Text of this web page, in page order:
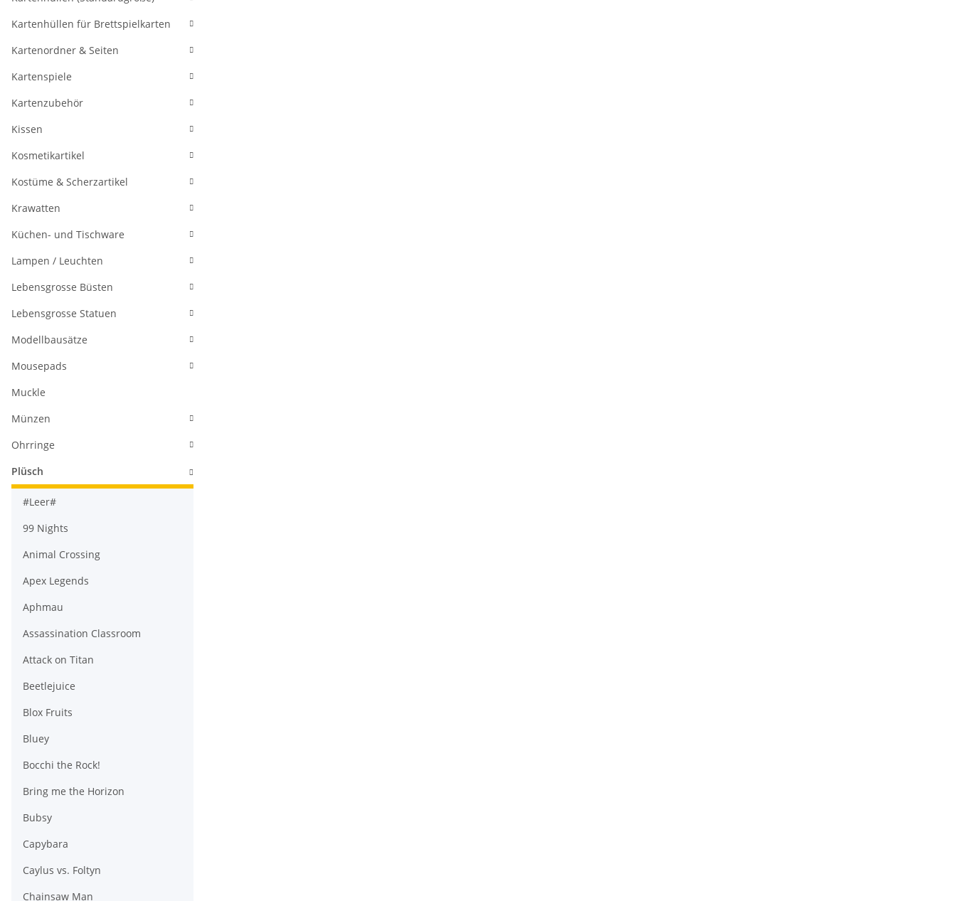
Kartenhüllen für Brettspielkarten
Kartenordner & Seiten
Kartenspiele
Kartenzubehör
Kissen
Kosmetikartikel
Kostüme & Scherzartikel
Krawatten
Küchen- und Tischware
Lampen / Leuchten
Lebensgrosse Büsten
Lebensgrosse Statuen
Modellbausätze
Mousepads
Muckle
Münzen
Ohrringe
Plüsch
#Leer#
99 Nights
Animal Crossing
Apex Legends
Aphmau
Assassination Classroom
Attack on Titan
Beetlejuice
Blox Fruits
Bluey
Bocchi the Rock!
Bring me the Horizon
Bubsy
Capybara
Caylus vs. Foltyn
Chainsaw Man